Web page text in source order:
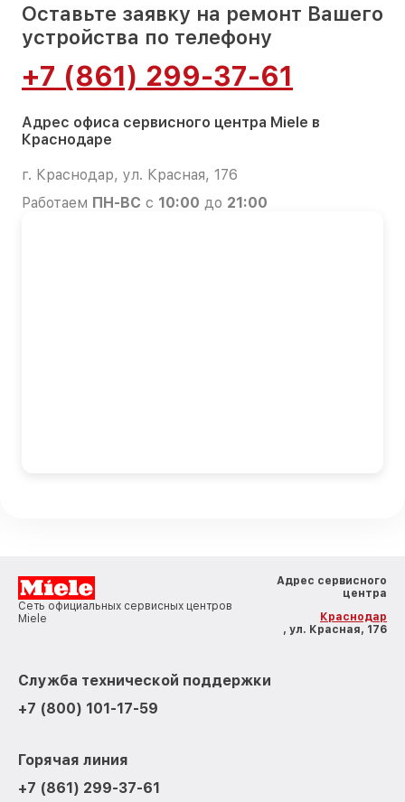
Оставьте заявку на ремонт Вашего
устройства по телефону
+7 (861) 299-37-61
Адрес офиса сервисного центра Miele в
Краснодаре
г. Краснодар, ул. Красная, 176
Работаем ПН-ВС с 10:00 до 21:00
Сеть официальных сервисных центров
Miele
Адрес сервисного
центра
Краснодар
, ул. Красная, 176
Служба технической поддержки
+7 (800) 101-17-59
Горячая линия
+7 (861) 299-37-61